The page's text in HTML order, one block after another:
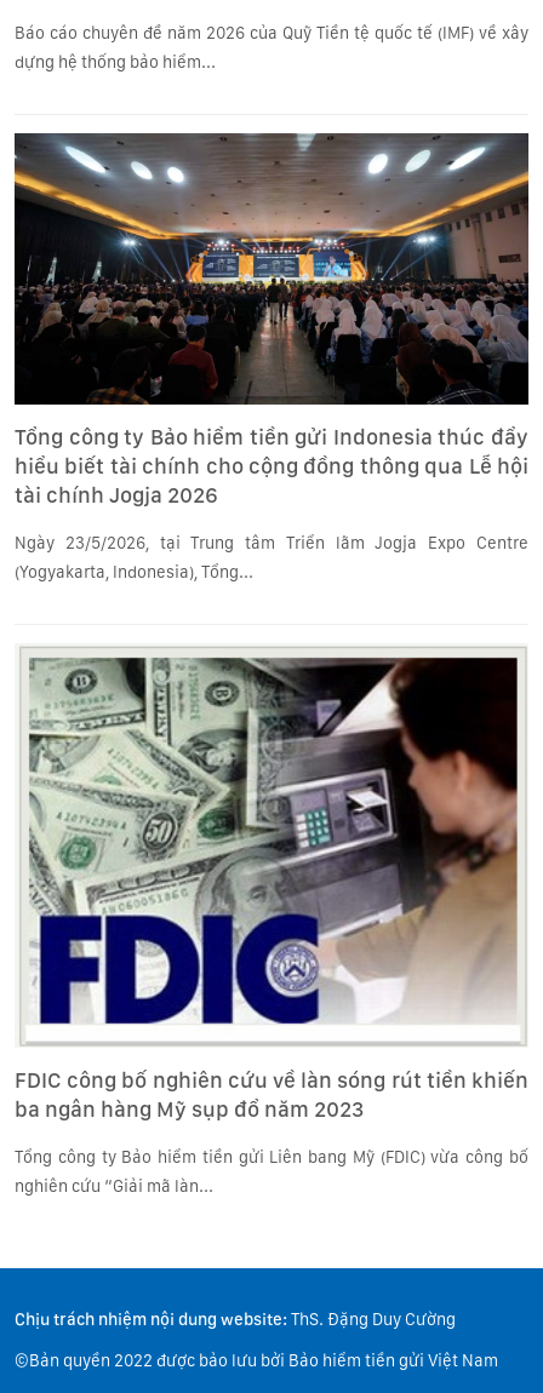
Báo cáo chuyên đề năm 2026 của Quỹ Tiền tệ quốc tế (IMF) về xây
dựng hệ thống bảo hiểm...
Tổng công ty Bảo hiểm tiền gửi Indonesia thúc đẩy
hiểu biết tài chính cho cộng đồng thông qua Lễ hội
tài chính Jogja 2026
Ngày 23/5/2026, tại Trung tâm Triển lãm Jogja Expo Centre
(Yogyakarta, Indonesia), Tổng...
FDIC công bố nghiên cứu về làn sóng rút tiền khiến
ba ngân hàng Mỹ sụp đổ năm 2023
Tổng công ty Bảo hiểm tiền gửi Liên bang Mỹ (FDIC) vừa công bố
nghiên cứu “Giải mã làn...
Chịu trách nhiệm nội dung website: ThS. Đặng Duy Cường
©Bản quyền 2022 được bảo lưu bởi Bảo hiểm tiền gửi Việt Nam